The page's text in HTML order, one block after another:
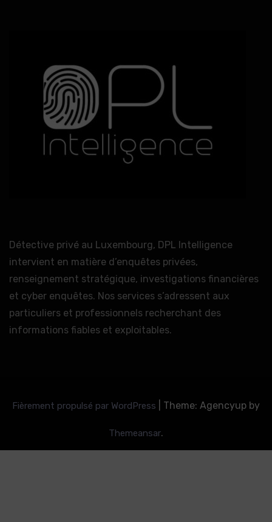
Détective privé au Luxembourg, DPL Intelligence
intervient en matière d’enquêtes privées,
renseignement stratégique, investigations financières
et cyber enquêtes. Nos services s’adressent aux
particuliers et professionnels recherchant des
informations fiables et exploitables.
Fièrement propulsé par WordPress Theme: Agencyup by
Themeansar.